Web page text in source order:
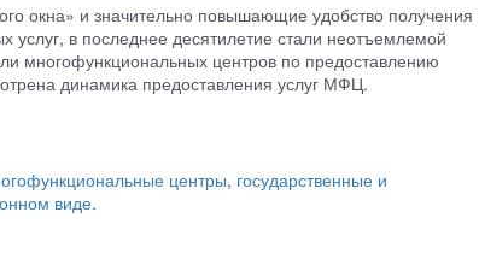
окна» и значительно повышающие удобство получения
в последнее десятилетие стали неотъемлемой
многофункциональных центров по предоставлению
динамика предоставления услуг МФЦ.
центры, государственные и
виде.